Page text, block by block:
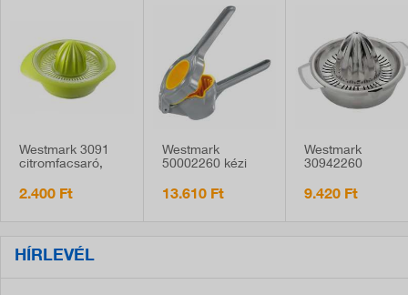
Westmark 3091
citromfacsaró,
2.400 Ft
Westmark
50002260 kézi
műanyag és
13.610 Ft
Westmark
30942260
0,5 liter,
9.420 Ft
HÍRLEVÉL